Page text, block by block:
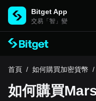
Bitget App
交易「智」變
首頁 / 如何購買加密貨幣 /
如何購買